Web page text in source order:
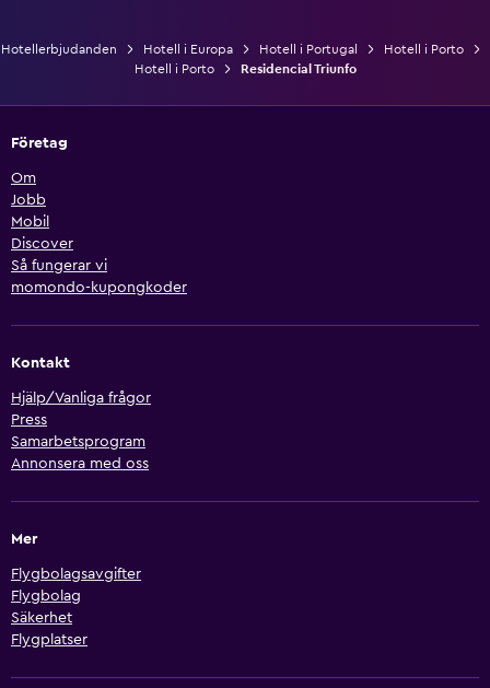
Hotellerbjudanden Hotell i Europa Hotell i Portugal
Hotell i Porto
Hotell i Porto
Residencial Triunfo
Företag
Om
Jobb
Mobil
Discover
Så fungerar vi
momondo-kupongkoder
Kontakt
Hjälp/Vanliga frågor
Press
Samarbetsprogram
Annonsera med oss
Mer
Flygbolagsavgifter
Flygbolag
Säkerhet
Flygplatser